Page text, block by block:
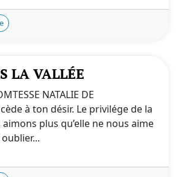
LA VALLÉE
NATALIE DE
cède à ton désir. Le privilége de la
plus qu’elle ne nous aime